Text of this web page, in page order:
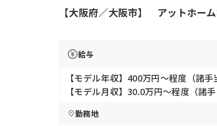
【大阪府／大阪市】 アットホー
給与
【モデル年収】400万円〜程度（諸手
【モデル月収】30.0万円〜程度（諸
勤務地